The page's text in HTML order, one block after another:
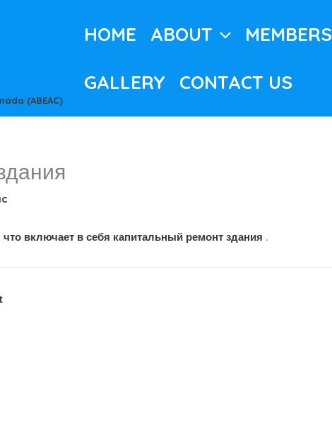
(ABEAC)
HOME ABOUT MEMBERS
GALLERY CONTACT US
что включает в себя капитальный ремонт здания .